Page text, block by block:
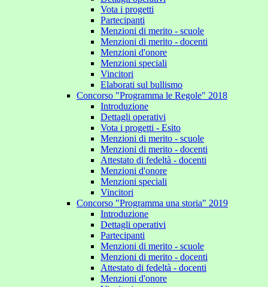
Vota i progetti
Partecipanti
Menzioni di merito - scuole
Menzioni di merito - docenti
Menzioni d'onore
Menzioni speciali
Vincitori
Elaborati sul bullismo
Concorso "Programma le Regole" 2018
Introduzione
Dettagli operativi
Vota i progetti - Esito
Menzioni di merito - scuole
Menzioni di merito - docenti
Attestato di fedeltà - docenti
Menzioni d'onore
Menzioni speciali
Vincitori
Concorso "Programma una storia" 2019
Introduzione
Dettagli operativi
Partecipanti
Menzioni di merito - scuole
Menzioni di merito - docenti
Attestato di fedeltà - docenti
Menzioni d'onore